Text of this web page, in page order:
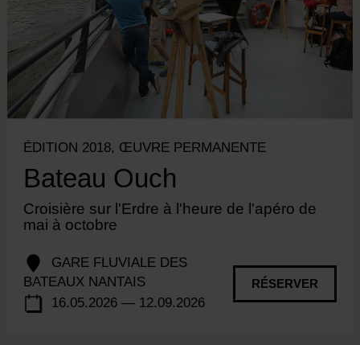
ÉDITION 2018, ŒUVRE PERMANENTE
Bateau Ouch
Croisière sur l'Erdre à l'heure de l'apéro de
mai à octobre
GARE FLUVIALE DES
BATEAUX NANTAIS
16.05.2026 — 12.09.2026
RÉSERVER